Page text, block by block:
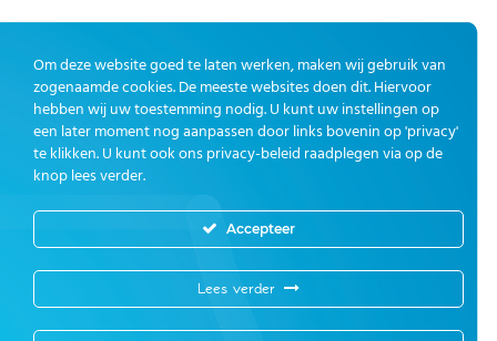
Om deze website goed te laten werken, maken wij gebruik van
zogenaamde cookies. De meeste websites doen dit. Hiervoor
hebben wij uw toestemming nodig. U kunt uw instellingen op
een later moment nog aanpassen door links bovenin op 'privacy'
te klikken. U kunt ook ons privacy-beleid raadplegen via op de
knop lees verder.
Accepteer
Lees verder